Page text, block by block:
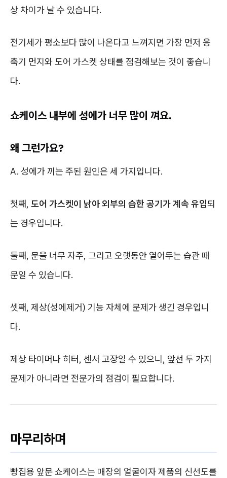
상 차이가 날 수 있습니다.
전기세가 평소보다 많이 나온다고 느껴지면 가장 먼저 응
축기 먼지와 도어 가스켓 상태를 점검해보는 것이 좋습니
다.
쇼케이스 내부에 성에가 너무 많이 껴요.
왜 그런가요?
A. 성에가 끼는 주된 원인은 세 가지입니다.
첫째, 도어 가스켓이 낡아 외부의 습한 공기가 계속 유입되
는 경우입니다.
둘째, 문을 너무 자주, 그리고 오랫동안 열어두는 습관 때
문일 수 있습니다.
셋째, 제상(성에제거) 기능 자체에 문제가 생긴 경우입니
다.
제상 타이머나 히터, 센서 고장일 수 있으니, 앞선 두 가지
문제가 아니라면 전문가의 점검이 필요합니다.
마무리하며
빵집용 앞문 쇼케이스는 매장의 얼굴이자 제품의 신선도를